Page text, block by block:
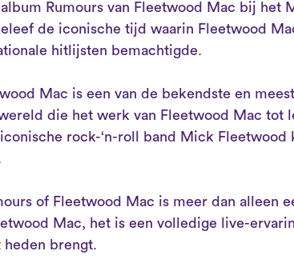
Rumours van Fleetwood Mac bij het
de iconische tijd waarin Fleetwood
hitlijsten bemachtigde.
Mac is een van de bekendste en
die het werk van Fleetwood Mac tot
rock-‘n-roll band Mick Fleetwood
of Fleetwood Mac is meer dan alleen
Mac, het is een volledige live-
heden brengt.